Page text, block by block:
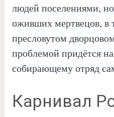
людей поселениями,
оживших мертвецов, в
пресловутом
проблемой придётся
собирающему отряд
Карнивал